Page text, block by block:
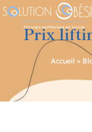
Prix
Accueil »
Navigation
de